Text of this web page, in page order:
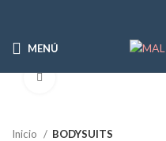
MENÚ
Inicio BODYSUITS